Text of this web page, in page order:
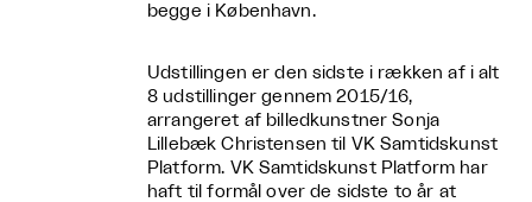
begge i København.
Udstillingen er den sidste i rækken af i alt
8 udstillinger gennem 2015/16,
arrangeret af billedkunstner Sonja
Lillebæk Christensen til VK Samtidskunst
Platform. VK Samtidskunst Platform har
haft til formål over de sidste to år at